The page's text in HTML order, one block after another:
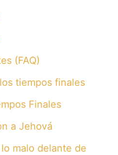
(FAQ)
tiempos finales
Finales
a Jehová
malo delante de